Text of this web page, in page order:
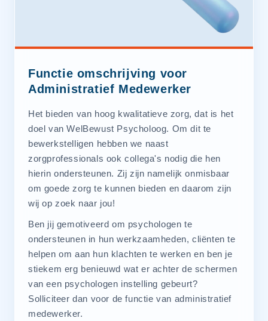
Functie omschrijving voor
Administratief Medewerker
Het bieden van hoog kwalitatieve zorg, dat is het
doel van WelBewust Psycholoog. Om dit te
bewerkstelligen hebben we naast
zorgprofessionals ook collega's nodig die hen
hierin ondersteunen. Zij zijn namelijk onmisbaar
om goede zorg te kunnen bieden en daarom zijn
wij op zoek naar jou!
Ben jij gemotiveerd om psychologen te
ondersteunen in hun werkzaamheden, cliënten te
helpen om aan hun klachten te werken en ben je
stiekem erg benieuwd wat er achter de schermen
van een psychologen instelling gebeurt?
Solliciteer dan voor de functie van administratief
medewerker.